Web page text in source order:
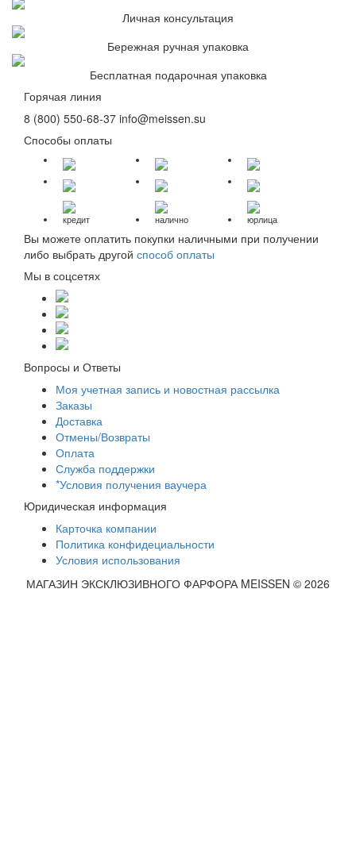
Личная консультация
Бережная ручная упаковка
Бесплатная подарочная упаковка
Горячая линия
8 (800) 550-68-37 info@meissen.su
Способы оплаты
кредит налично юрлица
Вы можете оплатить покупки наличными при получении
либо выбрать другой способ оплаты
Мы в соцсетях
Вопросы и Ответы
Моя учетная запись и новостная рассылка
Заказы
Доставка
Отмены/Возвраты
Оплата
Служба поддержки
*Условия получения ваучера
Юридическая информация
Карточка компании
Политика конфидециальности
Условия использования
МАГАЗИН ЭКСКЛЮЗИВНОГО ФАРФОРА MEISSEN © 2026